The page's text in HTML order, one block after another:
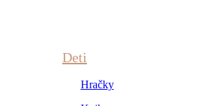
Deti
Hračky